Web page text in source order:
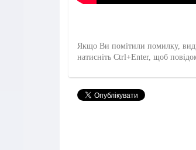
Якщо Ви помітили помилку,
натисніть Ctrl+Enter, щоб